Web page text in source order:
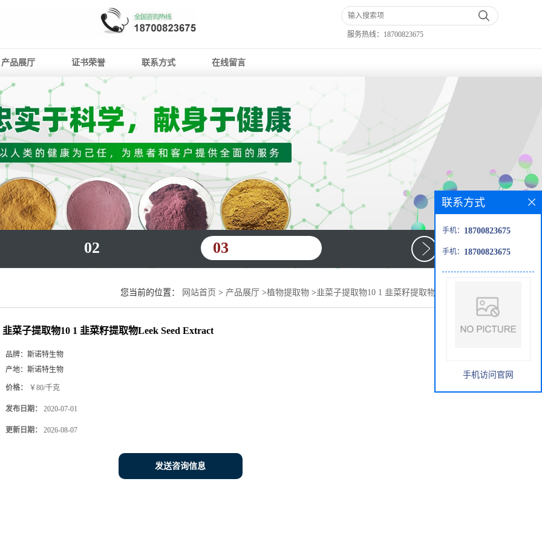
服务热线： 18700823675
产品展厅 证书荣誉 联系方式 在线留言
02 03
您当前的位置： 网站首页 > 产品展厅 >植物提取物 >韭菜子提取物10 1 韭菜籽提取物Leek Seed Extract
韭菜子提取物10 1 韭菜籽提取物Leek Seed Extract
品牌： 斯诺特生物
产地： 斯诺特生物
价格： ￥80/千克
发布日期： 2020-07-01
更新日期： 2026-08-07
发送咨询信息
联系方式
手机： 18700823675
手机： 18700823675
手机访问官网